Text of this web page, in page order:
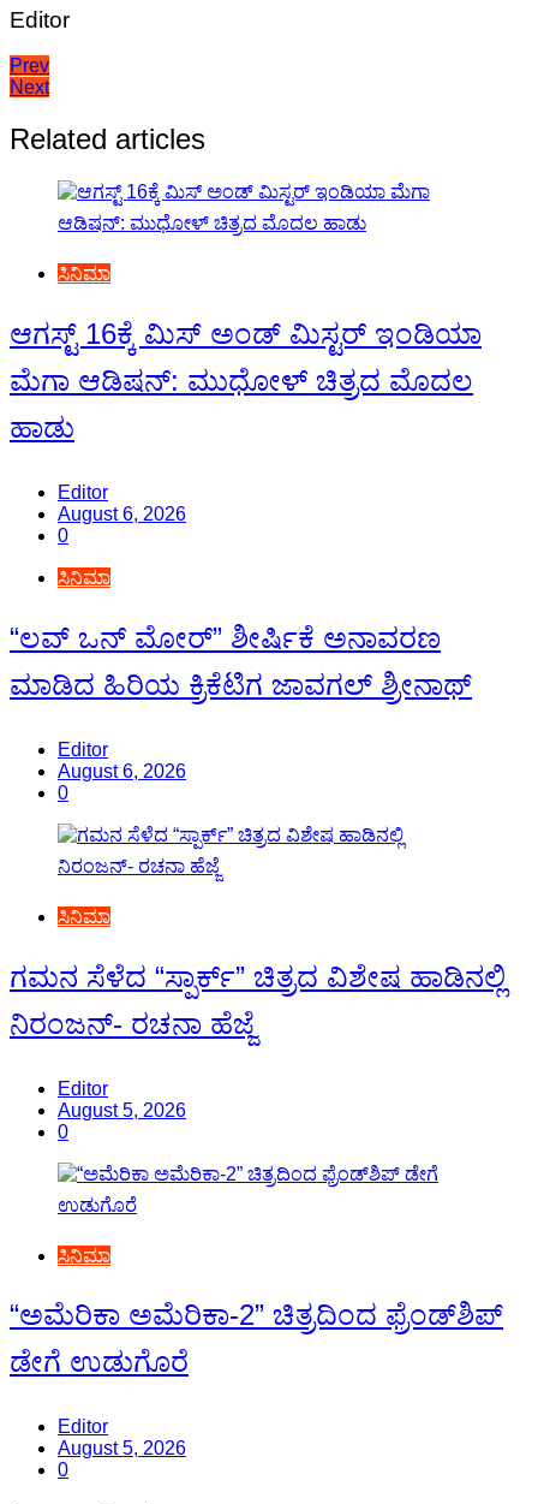
Editor
Post
navigation
Prev
Next
Related articles
ಸಿನಿಮಾ
ಆಗಸ್ಟ್ 16ಕ್ಕೆ ಮಿಸ್ ಅಂಡ್ ಮಿಸ್ಟರ್ ಇಂಡಿಯಾ
ಮೆಗಾ ಆಡಿಷನ್: ಮುಧೋಳ್ ಚಿತ್ರದ ಮೊದಲ
ಹಾಡು
Editor
August 6, 2026
0
ಸಿನಿಮಾ
“ಲವ್ ಒನ್ ಮೋರ್” ಶೀರ್ಷಿಕೆ ಅನಾವರಣ
ಮಾಡಿದ ಹಿರಿಯ ಕ್ರಿಕೆಟಿಗ ಜಾವಗಲ್ ಶ್ರೀನಾಥ್
Editor
August 6, 2026
0
ಸಿನಿಮಾ
ಗಮನ ಸೆಳೆದ “ಸ್ಪಾರ್ಕ್” ಚಿತ್ರದ ವಿಶೇಷ ಹಾಡಿನಲ್ಲಿ
ನಿರಂಜನ್- ರಚನಾ ಹೆಜ್ಜೆ
Editor
August 5, 2026
0
ಸಿನಿಮಾ
“ಅಮೆರಿಕಾ ಅಮೆರಿಕಾ-2” ಚಿತ್ರದಿಂದ ಫ್ರೆಂಡ್‍ಶಿಪ್
ಡೇಗೆ ಉಡುಗೊರೆ
Editor
August 5, 2026
0